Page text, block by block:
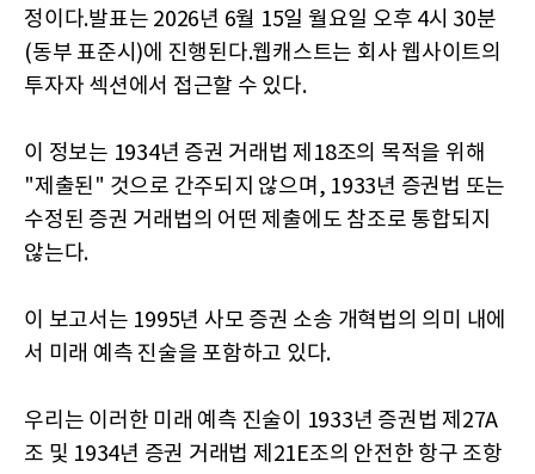
정이다.발표는 2026년 6월 15일 월요일 오후 4시 30분
(동부 표준시)에 진행된다.웹캐스트는 회사 웹사이트의
투자자 섹션에서 접근할 수 있다.
이 정보는 1934년 증권 거래법 제18조의 목적을 위해
"제출된" 것으로 간주되지 않으며, 1933년 증권법 또는
수정된 증권 거래법의 어떤 제출에도 참조로 통합되지
않는다.
이 보고서는 1995년 사모 증권 소송 개혁법의 의미 내에
서 미래 예측 진술을 포함하고 있다.
우리는 이러한 미래 예측 진술이 1933년 증권법 제27A
조 및 1934년 증권 거래법 제21E조의 안전한 항구 조항